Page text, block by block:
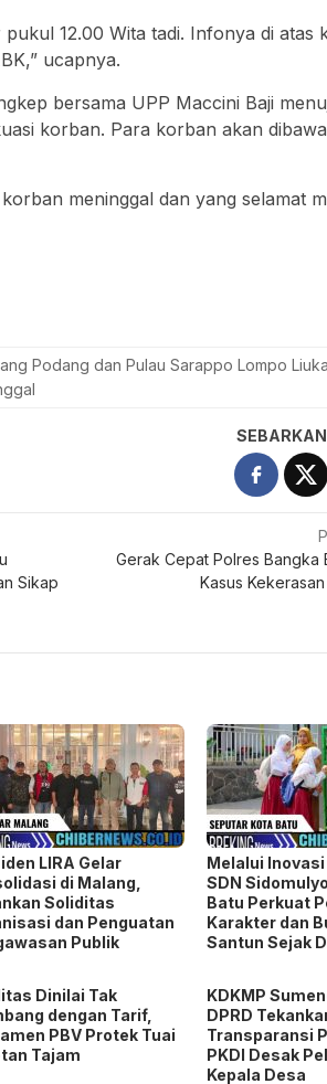
12.00 Wita tadi. Infonya di atas
ucapnya.
bersama UPP Maccini Baji
korban. Para korban akan
meninggal dan yang selamat
Podang dan Pulau Sarappo Lompo
SEBARKAN
Sikap
Gerak Cepat Polres Bangka
Kasus
LIRA Gelar
di Malang,
Soliditas
dan Penguatan
Publik
Melalui Inovasi
SDN
Batu Perkuat
Karakter dan
Santun Sejak
Dinilai Tak
dengan Tarif,
PBV Protek Tuai
Tajam
KDKMP
DPRD
Transparansi
PKDI Desak
Kepala Desa